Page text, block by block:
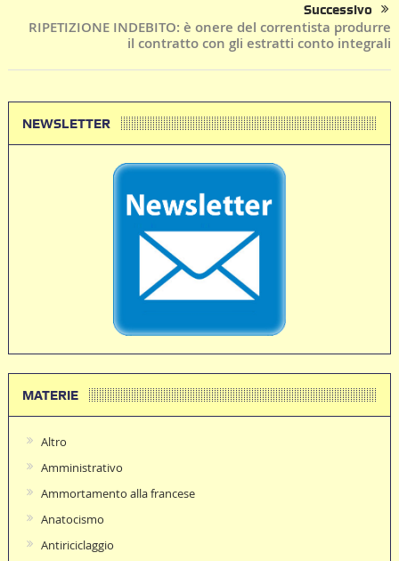
Successivo
RIPETIZIONE INDEBITO: è onere del correntista produrre
il contratto con gli estratti conto integrali
NEWSLETTER
MATERIE
Altro
Amministrativo
Ammortamento alla francese
Anatocismo
Antiriciclaggio